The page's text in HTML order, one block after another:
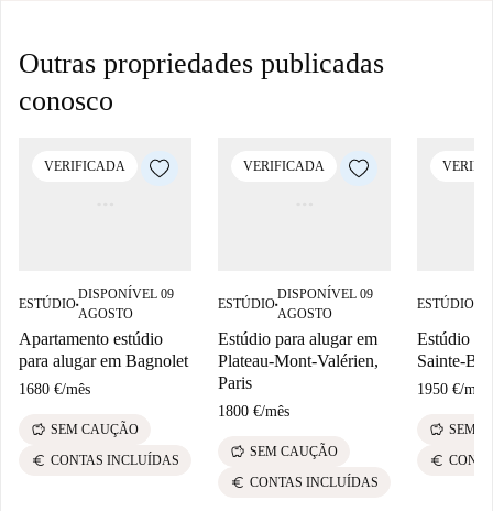
Outras propriedades publicadas
conosco
VERIFICADA
ESTÚDIO■
DISPONÍVEL 09
AGOSTO
Apartamento estúdio
para alugar em Bagnolet
1680 €/mês
savings SEM CAUÇÃO
euro CONTAS INCLUÍDAS
VERIFICADA
ESTÚDIO■
DISPONÍVEL 09
AGOSTO
Estúdio para alugar em
Plateau-Mont-Valérien,
Paris
1800 €/mês
savings SEM CAUÇÃO
euro CONTAS INCLUÍDAS
ESTÚDIO
Estúdio
Sainte-
1950 €/mês
savings SEM
euro